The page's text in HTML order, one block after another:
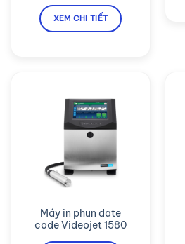
XEM CHI TIẾT
Máy in phun date
code Videojet 1580